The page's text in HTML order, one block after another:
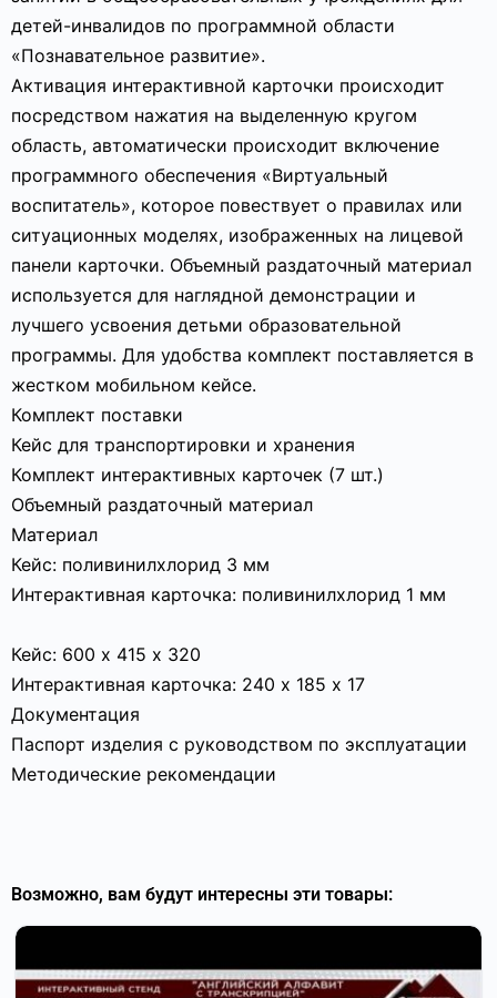
детей-инвалидов по программной области
«Познавательное развитие».
Активация интерактивной карточки происходит
посредством нажатия на выделенную кругом
область, автоматически происходит включение
программного обеспечения «Виртуальный
воспитатель», которое повествует о правилах или
ситуационных моделях, изображенных на лицевой
панели карточки. Объемный раздаточный материал
используется для наглядной демонстрации и
лучшего усвоения детьми образовательной
программы. Для удобства комплект поставляется в
жестком мобильном кейсе.
Комплект поставки
Кейс для транспортировки и хранения
Комплект интерактивных карточек (7 шт.)
Объемный раздаточный материал
Материал
Кейс: поливинилхлорид 3 мм
Интерактивная карточка: поливинилхлорид 1 мм
Кейс: 600 х 415 х 320
Интерактивная карточка: 240 х 185 х 17
Документация
Паспорт изделия с руководством по эксплуатации
Методические рекомендации
Возможно, вам будут интересны эти товары: